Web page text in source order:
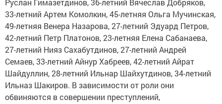
Руслан Гимазетдинов, 36-летний Вячеслав Добряков,
33-летний Артем Комолкин, 45-летняя Ольга Мучинская,
49-летняя Венера Назарова, 27-летний Эдуард Петров,
42-летний Петр Платонов, 23-летняя Елена Сабанаева,
27-летний Нияз Сахабутдинов, 27-летний Андрей
Семаев, 33-летний Айнур Хабреев, 42-летний Айрат
Шайдуллин, 28-летний Ильнар Шайхутдинов, 34-летний
Ильназ Шакиров. В зависимости от роли они
обвиняются в совершении преступлений,